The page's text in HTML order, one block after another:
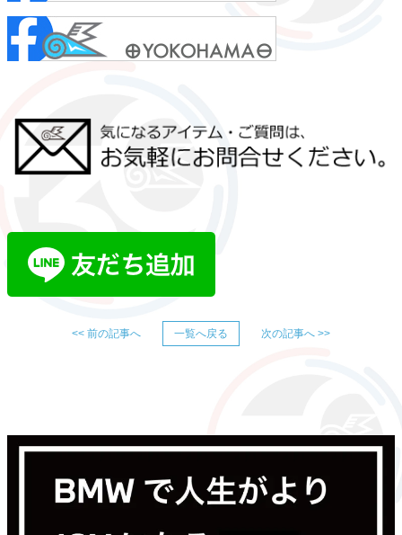
<< 前の記事へ 一覧へ戻る 次の記事へ >>